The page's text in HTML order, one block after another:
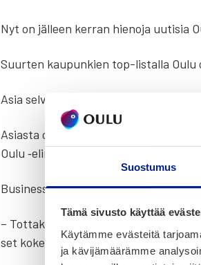
Suostumus
Tämä sivusto käyttää
Käytämme evästeitä
ja kävijämäärämme
Nyt on jäl­leen ker­ran hie­no­ja uuti­sia
Suur­ten kau­pun­kien top-lis­tal­la Oulu
Asia sel­vi­ää
Asias­ta on ker­to­nut uutis­ka­na­vis­saan
Oulu ‑elin­kei­no-ohjel­man, jon­ka
Business­Oulun joh­ta­jaJuha Ala-
– Tot­ta­kai takai­sin nousu
set koke­vat Oulun mie­lek­kääk­si